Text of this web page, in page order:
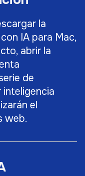
la
IA para Mac,
abrir la
de
el
web.